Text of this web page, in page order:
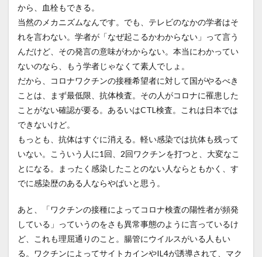
から、血栓もできる。
当然のメカニズムなんです。でも、テレビのなかの学者はそ
れを言わない。学者が「なぜ起こるかわからない」って言う
んだけど、その発言の意味がわからない。本当にわかってい
ないのなら、もう学者じゃなくて素人でしょ。
だから、コロナワクチンの接種希望者に対して国がやるべき
ことは、まず最低限、抗体検査。その人がコロナに罹患した
ことがない確認が要る。あるいはCTL検査。これは日本では
できないけど。
もっとも、抗体はすぐに消える。軽い感染では抗体も残って
いない。こういう人に1回、2回ワクチンを打つと、大変なこ
とになる。まったく感染したことのない人ならともかく、す
でに感染歴のある人ならやばいと思う。
あと、「ワクチンの接種によってコロナ検査の陽性者が頻発
している」っていうのをさも異常事態のように言っているけ
ど、これも理屈通りのこと。腸管にウイルスがいる人もい
る。ワクチンによってサイトカインやIL4が誘導されて、マク